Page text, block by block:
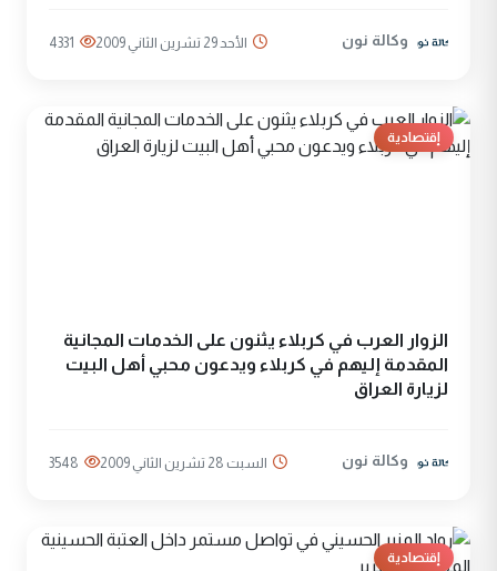
وكالة نون الأحد 29 تشرين الثاني 2009 4331
إقتصادية
الزوار العرب في كربلاء يثنون على الخدمات المجانية
المقدمة إليهم في كربلاء ويدعون محبي أهل البيت
لزيارة العراق
وكالة نون السبت 28 تشرين الثاني 2009 3548
إقتصادية